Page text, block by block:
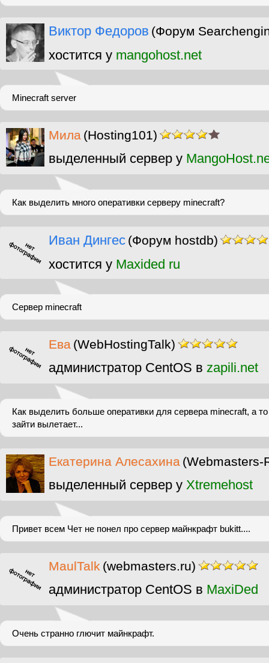
Виктор Федоров (Форум
хостится у mangohost.net
Minecraft server
Мила (Hosting101)
выделенный сервер у
Как выделить много оперативки серверу minecraft?
Иван Дингес (Форум hostdb)
хостится у Maxided ru
Сервер minecraft
Ева (WebHostingTalk)
администратор CentOS в zapili.net
Как выделить больше оперативки для сервера minecraft, а
зайти вылетает...
Екатерина Алесахина (Webmasters-
выделенный сервер у Xtremehost
Привет всем Чет не понел про сервер майнкрафт bukitt....
MaulTalk (webmasters.ru)
администратор CentOS в MaxiDed
Очень странно глючит майнкрафт.